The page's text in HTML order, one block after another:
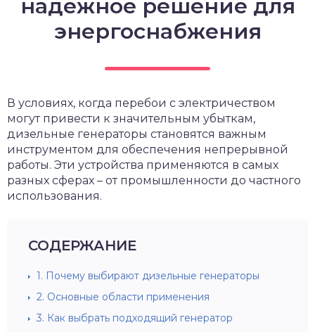
надежное решение для
энергоснабжения
В условиях, когда перебои с электричеством
могут привести к значительным убыткам,
дизельные генераторы становятся важным
инструментом для обеспечения непрерывной
работы. Эти устройства применяются в самых
разных сферах – от промышленности до частного
использования.
СОДЕРЖАНИЕ
1. Почему выбирают дизельные генераторы
2. Основные области применения
3. Как выбрать подходящий генератор